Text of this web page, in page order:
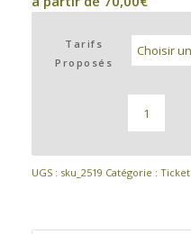
Tarifs
Proposés
UGS : sku_2519 Catégorie :Ticket